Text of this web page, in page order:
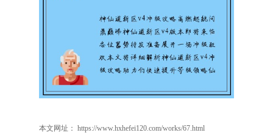
本文网址： https://www.hxhefei120.com/works/67.html